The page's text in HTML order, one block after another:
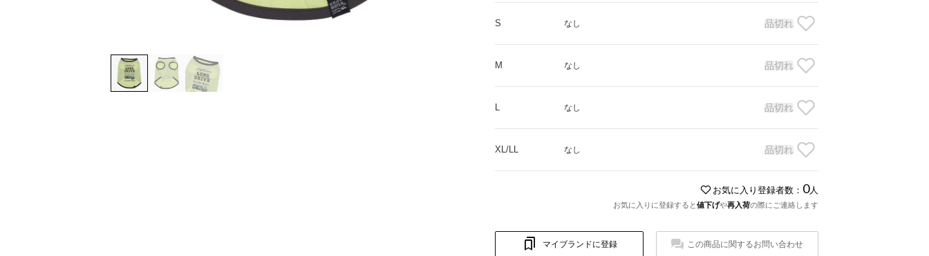
S なし 品切れ
M なし 品切れ
L なし 品切れ
XL/LL なし 品切れ
お気に入り登録者数： 0人
お気に入りに登録すると値下げや再入荷の際にご連絡します
マイブランドに登録 この商品に関するお問い合わせ